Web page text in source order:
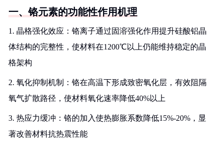
一、铬元素的功能性作用机理
1. 晶格强化效应：铬离子通过固溶强化作用提升硅酸铝晶
体结构的完整性，使材料在1200℃以上仍能维持稳定的晶
格架构
2. 氧化抑制机制：铬在高温下形成致密氧化层，有效阻隔
氧气扩散路径，使材料氧化速率降低40%以上
3. 热应力缓冲：铬的加入使热膨胀系数降低15%-20%，显
著改善材料抗热震性能